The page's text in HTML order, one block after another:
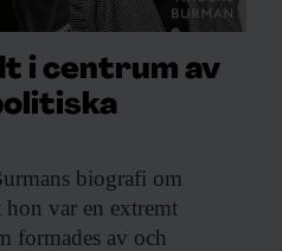
i centrum av
biografi om
var en extremt
formades av och